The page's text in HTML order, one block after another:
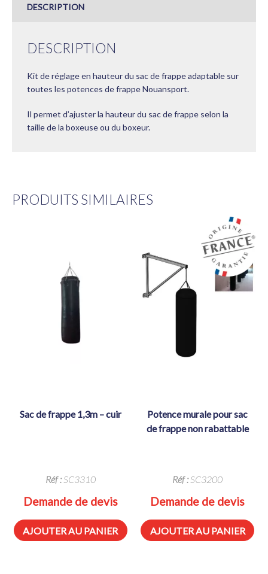
DESCRIPTION
DESCRIPTION
Kit de réglage en hauteur du sac de frappe adaptable sur
toutes les potences de frappe Nouansport.
Il permet d’ajuster la hauteur du sac de frappe selon la
taille de la boxeuse ou du boxeur.
PRODUITS SIMILAIRES
sac de frappe 1,3m – cuir
Réf :SC3310
Demande de devis
AJOUTER AU PANIER
potence murale pour sac
de frappe non rabattable
Réf :SC3200
Demande de devis
AJOUTER AU PANIER